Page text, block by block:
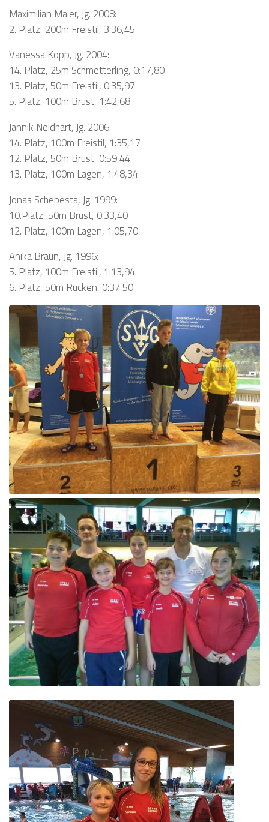
Maximilian Maier, Jg. 2008:
2. Platz, 200m Freistil, 3:36,45
Vanessa Kopp, Jg. 2004:
14. Platz, 25m Schmetterling, 0:17,80
13. Platz, 50m Freistil, 0:35,97
5. Platz, 100m Brust, 1:42,68
Jannik Neidhart, Jg. 2006:
14. Platz, 100m Freistil, 1:35,17
12. Platz, 50m Brust, 0:59,44
13. Platz, 100m Lagen, 1:48,34
Jonas Schebesta, Jg. 1999:
10.Platz, 50m Brust, 0:33,40
12. Platz, 100m Lagen, 1:05,70
Anika Braun, Jg. 1996:
5. Platz, 100m Freistil, 1:13,94
6. Platz, 50m Rücken, 0:37,50